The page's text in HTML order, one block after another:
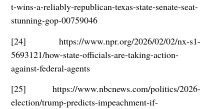
t-wins-a-reliably-republican-texas-state-senate-seat-
stunning-gop-00759046
[24] https://www.npr.org/2026/02/02/nx-s1-
5693121/how-state-officials-are-taking-action-
against-federal-agents
[25] https://www.nbcnews.com/politics/2026-
election/trump-predicts-impeachment-if-